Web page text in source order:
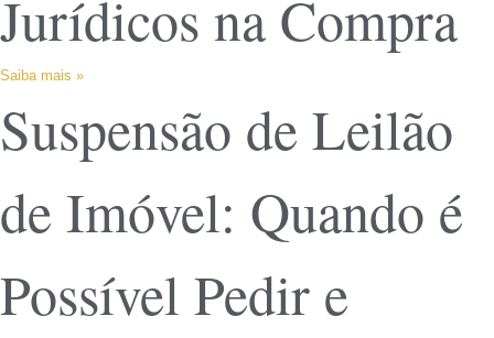
Jurídicos na Compra
Saiba mais »
Suspensão de Leilão
de Imóvel: Quando é
Possível Pedir e